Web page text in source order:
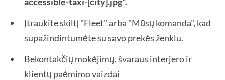
Įtraukite skiltį "Fleet" arba "Mūsų komanda", kad
supažindintumėte su savo prekės ženklu.
Bekontakčių mokėjimų, švaraus interjero ir
klientų paėmimo vaizdai